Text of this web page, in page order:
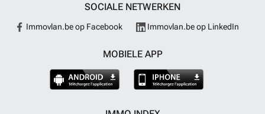
SOCIALE NETWERKEN
Immovlan.be op Facebook Immovlan.be op LinkedIn
MOBIELE APP